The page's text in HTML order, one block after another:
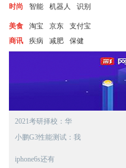
时尚
智能 机器人 识别
美食 淘宝 京东
支付宝
商讯
疾病 减肥 保健
2021考研择校：华
小鹏G3性能测试：我
iphone6s还有